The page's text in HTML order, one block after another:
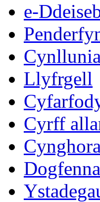
e-
Llyfrgell
Cyrff